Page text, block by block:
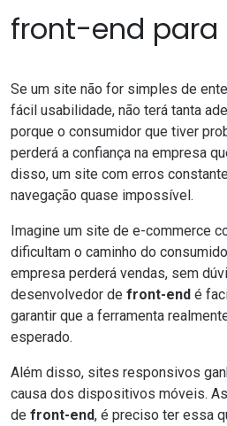
front-end para
Se um site não for simples de
fácil usabilidade, não terá tanta
porque o consumidor que tiver
perderá a confiança na empresa
disso, um site com erros
navegação quase impossível.
Imagine um site de e-commerce
dificultam o caminho do
empresa perderá vendas, sem
desenvolvedor de front-end é
garantir que a ferramenta
esperado.
Além disso, sites responsivos
causa dos dispositivos móveis.
de front-end, é preciso ter essa